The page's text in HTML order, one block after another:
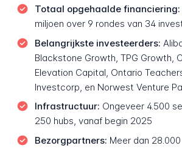
Totaal opgehaalde financiering:
miljoen over 9 rondes van 34
Belangrijkste investeerders:
Blackstone Growth, TPG Growth,
Elevation Capital, Ontario
Investcorp, en Norwest Venture
Infrastructuur: Ongeveer 4.500
250 hubs, vanaf begin 2025
Bezorgpartners: Meer dan 28.000